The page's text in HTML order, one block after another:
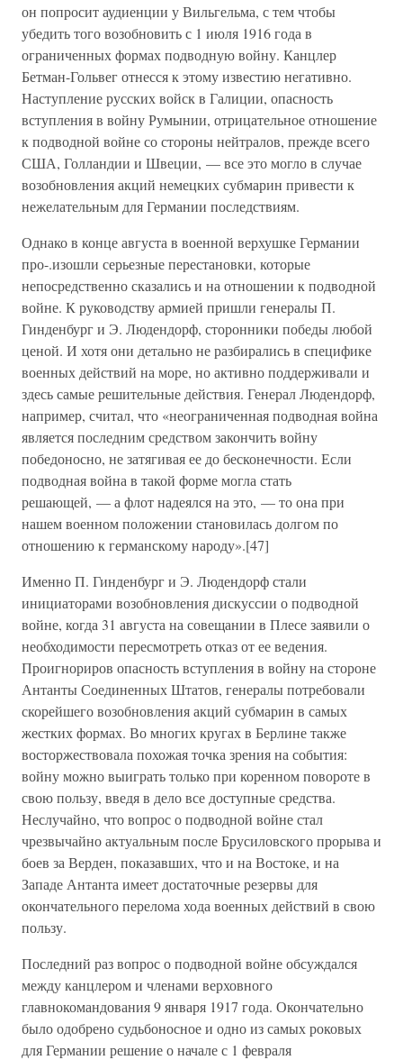
он попросит аудиенции у Вильгельма, с тем чтобы
убедить того возобновить с 1 июля 1916 года в
ограниченных формах подводную войну. Канцлер
Бетман-Гольвег отнесся к этому известию негативно.
Наступление русских войск в Галиции, опасность
вступления в войну Румынии, отрицательное отношение
к подводной войне со стороны нейтралов, прежде всего
США, Голландии и Швеции, — все это могло в случае
возобновления акций немецких субмарин привести к
нежелательным для Германии последствиям.
Однако в конце августа в военной верхушке Германии
про-.изошли серьезные перестановки, которые
непосредственно сказались и на отношении к подводной
войне. К руководству армией пришли генералы П.
Гинденбург и Э. Людендорф, сторонники победы любой
ценой. И хотя они детально не разбирались в специфике
военных действий на море, но активно поддерживали и
здесь самые решительные действия. Генерал Людендорф,
например, считал, что «неограниченная подводная война
является последним средством закончить войну
победоносно, не затягивая ее до бесконечности. Если
подводная война в такой форме могла стать
решающей, — а флот надеялся на это, — то она при
нашем военном положении становилась долгом по
отношению к германскому народу».[47]
Именно П. Гинденбург и Э. Людендорф стали
инициаторами возобновления дискуссии о подводной
войне, когда 31 августа на совещании в Плесе заявили о
необходимости пересмотреть отказ от ее ведения.
Проигнориров опасность вступления в войну на стороне
Антанты Соединенных Штатов, генералы потребовали
скорейшего возобновления акций субмарин в самых
жестких формах. Во многих кругах в Берлине также
восторжествовала похожая точка зрения на события:
войну можно выиграть только при коренном повороте в
свою пользу, введя в дело все доступные средства.
Неслучайно, что вопрос о подводной войне стал
чрезвычайно актуальным после Брусиловского прорыва и
боев за Верден, показавших, что и на Востоке, и на
Западе Антанта имеет достаточные резервы для
окончательного перелома хода военных действий в свою
пользу.
Последний раз вопрос о подводной войне обсуждался
между канцлером и членами верховного
главнокомандования 9 января 1917 года. Окончательно
было одобрено судьбоносное и одно из самых роковых
для Германии решение о начале с 1 февраля